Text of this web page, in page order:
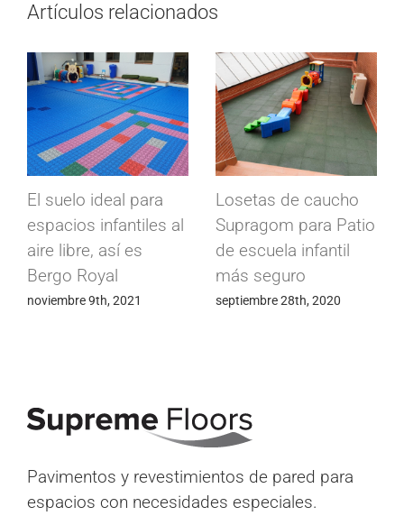
Artículos relacionados
El suelo ideal para
espacios infantiles al
aire libre, así es
Bergo Royal
noviembre 9th, 2021
Losetas de caucho
Supragom para Patio
de escuela infantil
más seguro
septiembre 28th, 2020
Pavimentos y revestimientos de pared para
espacios con necesidades especiales.